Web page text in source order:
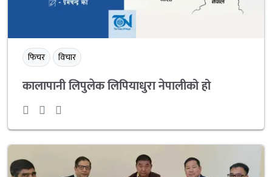
फिचर विचार
कालापानी लिपुलेक लिपियाधुरा नेपालीको हो